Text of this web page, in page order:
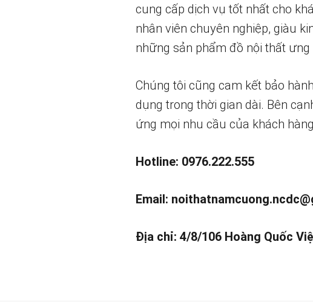
cung cấp dịch vụ tốt nhất cho
nhân viên chuyên nghiệp, giàu
những sản phẩm đồ nội thất ưng
Chúng tôi cũng cam kết bảo
dụng trong thời gian dài. Bên
ứng mọi nhu cầu của khách
Hotline: 0976.222.555
Email:
Địa chỉ: 4/8/106 Hoàng Quốc